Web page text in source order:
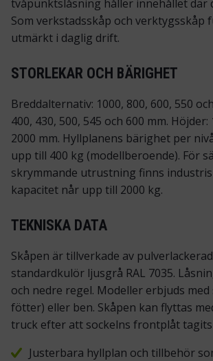
tvåpunktslåsning håller innehållet där
Som verkstadsskåp och verktygsskåp
utmärkt i daglig drift.
STORLEKAR OCH BÄRIGHET
Breddalternativ: 1000, 800, 600, 550
400, 430, 500, 545 och 600 mm.
2000 mm. Hyllplanens bärighet per
upp till 400 kg (modellberoende). För
skrymmande utrustning finns
kapacitet når upp till 2000 kg.
TEKNISKA DATA
Skåpen är tillverkade av
standardkulör ljusgrå RAL 7035.
och nedre regel. Modeller erbjuds
fötter) eller ben. Skåpen kan flyttas
truck efter att sockelns frontplåt
Justerbara hyllplan och tillbehör